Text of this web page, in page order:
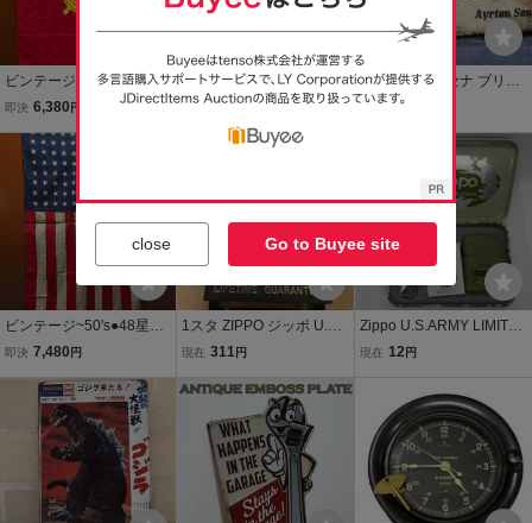
ビンテージ●U.S.ARMY Tr
ansportation Corpフラッ
●231129m3-otclctミリタ
リー旗インテリア雑貨
即決 6,380 円
Grolsch グロールシュ ビ
ール ブリキ看板 メタルサ
インプレート アンティー
ク調 アメリカン雑貨 レト
現在 1円
アイルトン・セナ ブリキ
看板 ヘルメットデザイン
現在 480
ビンテージ~50's●48星ア
メリカ星条旗size 約85cm
nサインバナーインテリア
即決 7,480 円
1スタ ZIPPO ジッポ U.S.
ARMY OKINAWA ビンテ
確認 1980年代
現在 311円
Zippo U.S.ARMY LIMITE
D EDITION 【着火確認O
ライター 喫煙具 1円～
W0392c
現在 12 円
close Go to Buyee site